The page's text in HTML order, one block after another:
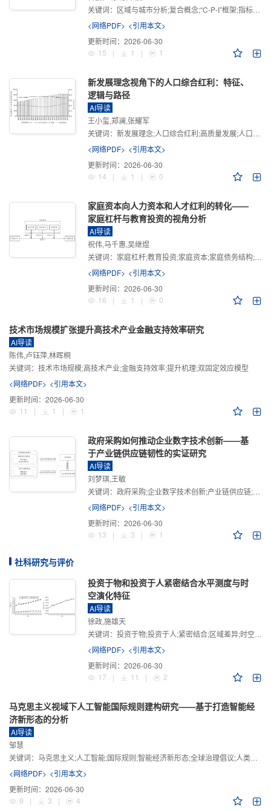
关键词： 区域与城市分析;复合概念;“C-P-I”框架;指标体系
<网络PDF> <引用本文>
更新时间： 2026-06-30
15
| 1 | 1
新发展理念视角下的人口综合红利：特征、
逻辑与路径
AI导读
王小玺,郑澜,张耀军
关键词： 新发展理念;人口综合红利;高质量发展;人口政策;中国式现代化
<网络PDF> <引用本文>
更新时间： 2026-06-30
14
| 1 | 0
家庭资本向人力资本和人才红利的转化——
家庭杠杆与教育投资的视角分析
AI导读
祝伟,马千惠,吴继煜
关键词： 家庭杠杆;教育投资;家庭资本;家庭债务结构;CHFS
<网络PDF> <引用本文>
更新时间： 2026-06-30
16
| 1 | 0
技术市场规模扩张提升高技术产业金融支持效率研究
AI导读
陈伟,卢钰萍,林晖桐
关键词： 技术市场规模;高技术产业;金融支持效率;提升机理;双固定效应模型
<网络PDF> <引用本文>
更新时间： 2026-06-30
11
| 1 | 1
政府采购如何推动企业数字技术创新——基
于产业链供应链韧性的实证研究
AI导读
刘梦琪,王敏
关键词： 政府采购;企业数字技术创新;产业链供应链;产业链供应链韧性;需求侧财政政策
<网络PDF> <引用本文>
更新时间： 2026-06-30
13
| 3 | 1
社科研究与评价
投资于物和投资于人紧密结合水平测度与时
空演化特征
AI导读
徐政,施雄天
关键词： 投资于物;投资于人;紧密结合;区域差异;时空演化
<网络PDF> <引用本文>
更新时间： 2026-06-30
17
| 11 | 2
马克思主义视域下人工智能国际规则建构研究——基于打造智能经
济新形态的分析
AI导读
邹慧
关键词： 马克思主义;人工智能;国际规则;智能经济新形态;全球治理倡议;人类命运共同体
<网络PDF> <引用本文>
更新时间： 2026-06-30
9
| 3 | 4